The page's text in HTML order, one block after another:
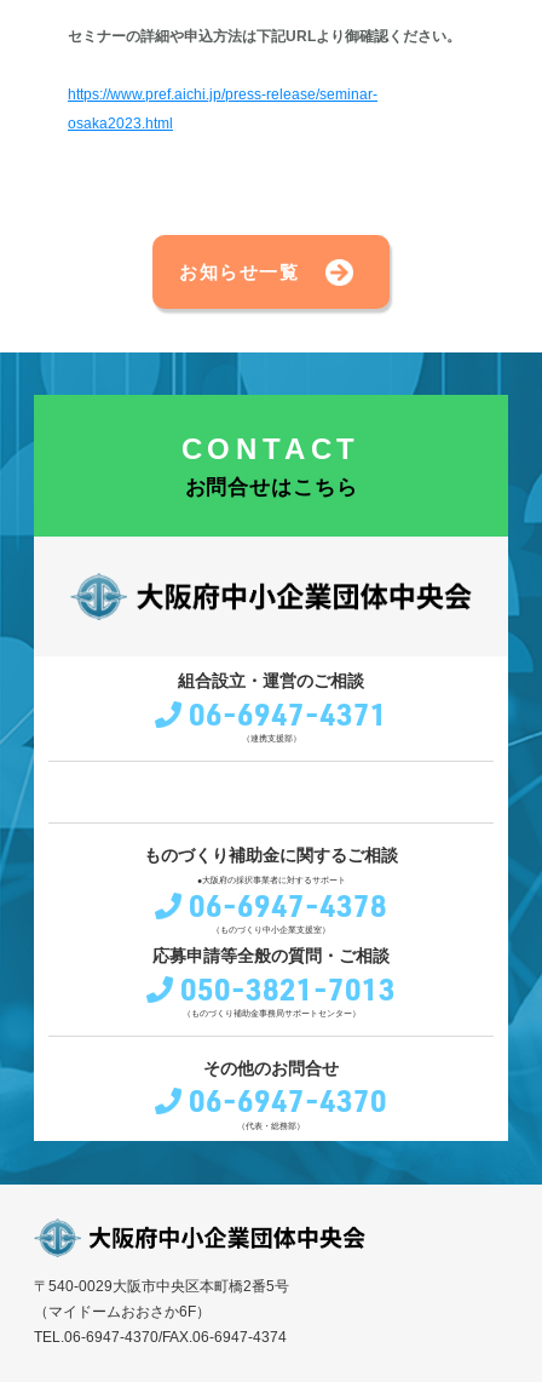
セミナーの詳細や申込方法は下記URLより御確認ください。
https://www.pref.aichi.jp/press-release/seminar-
osaka2023.html
お知らせ一覧
CONTACT
お問合せはこちら
組合設立・運営のご相談
06-6947-4371
（連携支援部）
ものづくり補助金に関するご相談
●大阪府の採択事業者に対するサポート
06-6947-4378
（ものづくり中小企業支援室）
応募申請等全般の質問・ご相談
050-3821-7013
（ものづくり補助金事務局サポートセンター）
その他のお問合せ
06-6947-4370
（代表・総務部）
〒540-0029大阪市中央区本町橋2番5号
（マイドームおおさか6F）
TEL.06-6947-4370/FAX.06-6947-4374